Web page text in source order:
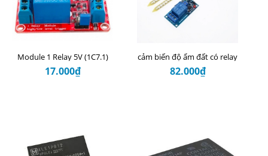
Module 1 Relay 5V (1C7.1)
17.000₫
cảm biến độ ẩm đất có relay
82.000₫